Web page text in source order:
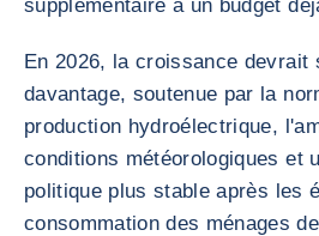
supplémentaire à un budget
En 2026, la croissance devrait
davantage, soutenue par la
production hydroélectrique,
conditions météorologiques et
politique plus stable après les
consommation des ménages